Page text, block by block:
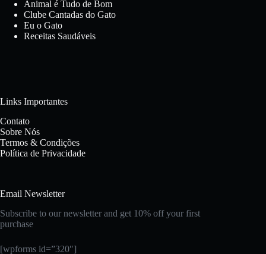
Animal é Tudo de Bom
Clube Cantadas do Gato
Eu o Gato
Receitas Saudáveis
Links Importantes
Contato
Sobre Nós
Termos & Condições
Política de Privacidade
Email Newsletter
Subscribe to our newsletter and get 10% off your first
purchase
[wpforms id=”320″]